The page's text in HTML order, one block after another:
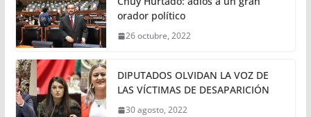
orador político
26 octubre, 2022
DIPUTADOS OLVIDAN LA VOZ DE
LAS VÍCTIMAS DE DESAPARICIÓN
30 agosto, 2022